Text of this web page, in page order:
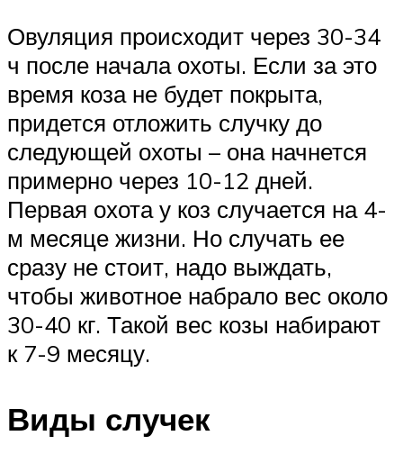
Овуляция происходит через 30-34
ч после начала охоты. Если за это
время коза не будет покрыта,
придется отложить случку до
следующей охоты – она начнется
примерно через 10-12 дней.
Первая охота у коз случается на 4-
м месяце жизни. Но случать ее
сразу не стоит, надо выждать,
чтобы животное набрало вес около
30-40 кг. Такой вес козы набирают
к 7-9 месяцу.
Виды случек